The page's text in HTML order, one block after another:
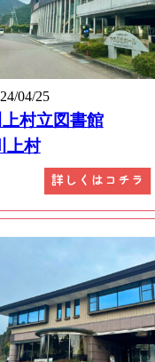
04/25
上村立図書館
上村